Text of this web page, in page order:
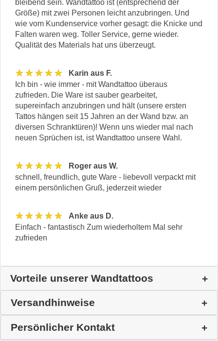
bleibend sein. Wandtattoo ist (entsprechend der
Größe) mit zwei Personen leicht anzubringen. Und
wie vom Kundenservice vorher gesagt: die Knicke und
Falten waren weg. Toller Service, gerne wieder.
Qualität des Materials hat uns überzeugt.
★★★★★
Karin aus F.
Ich bin - wie immer - mit Wandtattoo überaus
zufrieden. Die Ware ist sauber gearbeitet,
supereinfach anzubringen und hält (unsere ersten
Tattos hängen seit 15 Jahren an der Wand bzw. an
diversen Schranktüren)! Wenn uns wieder mal nach
neuen Sprüchen ist, ist Wandtattoo unsere Wahl.
★★★★★
Roger aus W.
schnell, freundlich, gute Ware - liebevoll verpackt mit
einem persönlichen Gruß, jederzeit wieder
★★★★★
Anke aus D.
Einfach - fantastisch Zum wiederholtem Mal sehr
zufrieden
Vorteile unserer Wandtattoos
Versandhinweise
Persönlicher Kontakt